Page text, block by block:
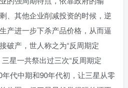
、其他企业削减投资的时候，逆
产进一步下杀产品价格，从而逼
破产，世人称之为“反周期定
星一共祭出过三次“反周期定
代中期和90年代初，让三星从零